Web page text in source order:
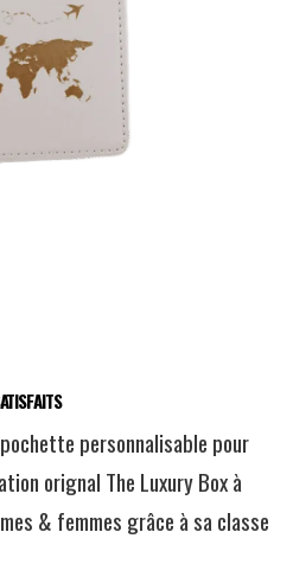
personnalisable pour
orignal The Luxury Box à
& femmes grâce à sa classe